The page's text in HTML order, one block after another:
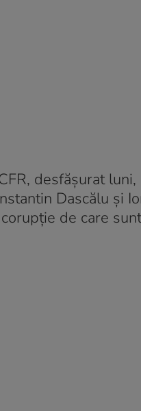
desfășurat
Dascălu şi
de care